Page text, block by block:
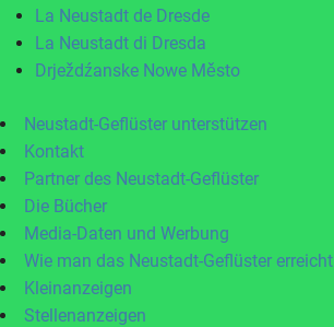
La Neustadt de Dresde
La Neustadt di Dresda
Drježdźanske Nowe Město
Neustadt-Geflüster unterstützen
Kontakt
Partner des Neustadt-Geflüster
Die Bücher
Media-Daten und Werbung
Wie man das Neustadt-Geflüster erreicht
Kleinanzeigen
Stellenanzeigen